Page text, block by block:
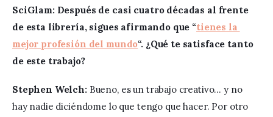
SciGlam: Después de casi cuatro décadas al frente
de esta librería, sigues afirmando que “tienes la
mejor profesión del mundo“. ¿Qué te satisface tanto
de este trabajo?
Stephen Welch: Bueno, es un trabajo creativo… y no
hay nadie diciéndome lo que tengo que hacer. Por otro